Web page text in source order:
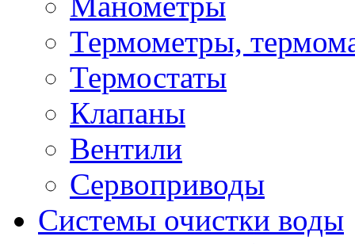
Термометры,
Термостаты
Клапаны
Вентили
Сервоприводы
Системы очистки воды